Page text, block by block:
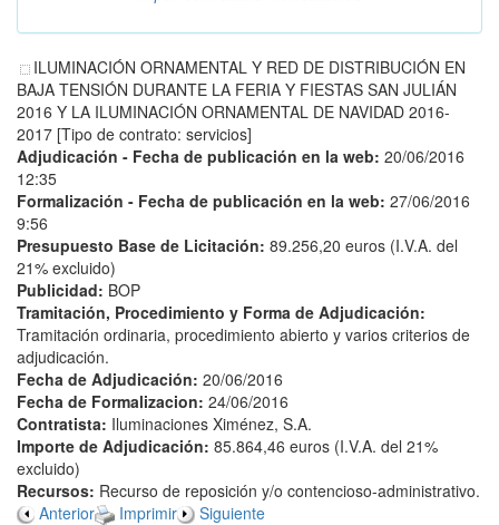
ILUMINACIÓN ORNAMENTAL Y RED DE DISTRIBUCIÓN EN
BAJA TENSIÓN DURANTE LA FERIA Y FIESTAS SAN JULIÁN
2016 Y LA ILUMINACIÓN ORNAMENTAL DE NAVIDAD 2016-
2017 [Tipo de contrato: servicios]
Adjudicación - Fecha de publicación en la web: 20/06/2016
12:35
Formalización - Fecha de publicación en la web: 27/06/2016
9:56
Presupuesto Base de Licitación: 89.256,20 euros (I.V.A. del
21% excluido)
Publicidad: BOP
Tramitación, Procedimiento y Forma de Adjudicación:
Tramitación ordinaria, procedimiento abierto y varios criterios de
adjudicación.
Fecha de Adjudicación: 20/06/2016
Fecha de Formalizacion: 24/06/2016
Contratista: Iluminaciones Ximénez, S.A.
Importe de Adjudicación: 85.864,46 euros (I.V.A. del 21%
excluido)
Recursos: Recurso de reposición y/o contencioso-administrativo.
Anterior
Imprimir Siguiente